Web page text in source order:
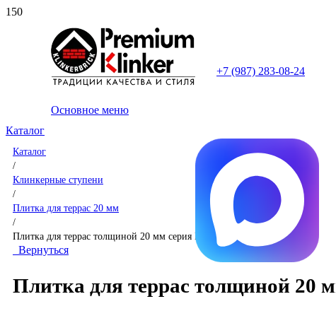
+7 (987) 283-08-24
Основное меню
Каталог
Каталог
/
Клинкерные ступени
/
Плитка для террас 20 мм
/
Плитка для террас толщиной 20 мм серия Kliff TERRASLAB 🇪🇸
Вернуться
Плитка для террас толщиной